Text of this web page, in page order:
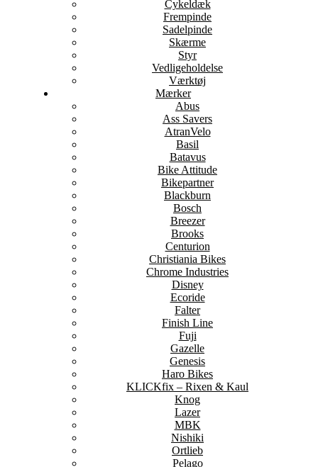
Cykeldæk
Frempinde
Sadelpinde
Skærme
Styr
Vedligeholdelse
Værktøj
Mærker
Abus
Ass Savers
AtranVelo
Basil
Batavus
Bike Attitude
Bikepartner
Blackburn
Bosch
Breezer
Brooks
Centurion
Christiania Bikes
Chrome Industries
Disney
Ecoride
Falter
Finish Line
Fuji
Gazelle
Genesis
Haro Bikes
KLICKfix – Rixen & Kaul
Knog
Lazer
MBK
Nishiki
Ortlieb
Pelago